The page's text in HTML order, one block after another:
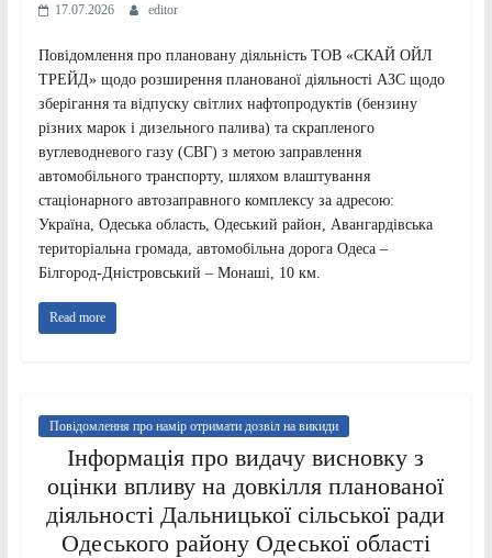
17.07.2026 editor
Повідомлення про плановану діяльність ТОВ «СКАЙ ОЙЛ
ТРЕЙД» щодо розширення планованої діяльності АЗС щодо
зберігання та відпуску світлих нафтопродуктів (бензину
різних марок і дизельного палива) та скрапленого
вуглеводневого газу (СВГ) з метою заправлення
автомобільного транспорту, шляхом влаштування
стаціонарного автозаправного комплексу за адресою:
Україна, Одеська область, Одеський район, Авангардівська
територіальна громада, автомобільна дорога Одеса –
Білгород-Дністровський – Монаші, 10 км.
Read more
Повідомлення про намір отримати дозвіл на викиди
Інформація про видачу висновку з
оцінки впливу на довкілля планованої
діяльності Дальницької сільської ради
Одеського району Одеської області